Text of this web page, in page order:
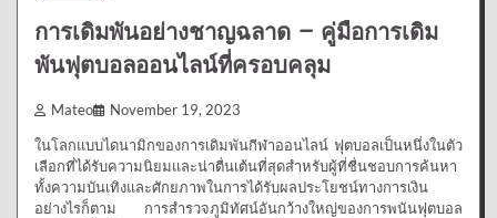
การเดิมพันอย่างชาญฉลาด – คู่มือการเดิม
พันฟุตบอลออนไลน์ที่ครอบคลุม
Mateo November 19, 2023
ในโลกแบบไดนามิกของการเดิมพันกีฬาออนไลน์ ฟุตบอลเป็นหนึ่งในตัว
เลือกที่ได้รับความนิยมและน่าตื่นเต้นที่สุดสำหรับผู้ที่ชื่นชอบการค้นหา
ทั้งความบันเทิงและศักยภาพในการได้รับผลประโยชน์ทางการเงิน
อย่างไรก็ตาม การสำรวจภูมิทัศน์อันกว้างใหญ่ของการพนันฟุตบอล